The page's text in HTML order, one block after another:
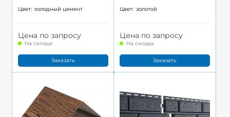
Цвет: холодный цемент
Цена по запросу
На складе
Заказать
Цвет: золотой
Цена по запросу
На складе
Заказать